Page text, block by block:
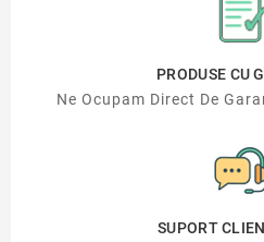
PRODUSE CU
Ne Ocupam Direct De
SUPORT